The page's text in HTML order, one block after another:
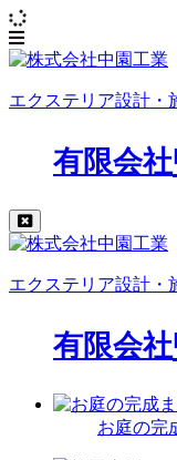
エクステリア設計・
有限会社
エクステリア設計・
有限会社
お庭の完